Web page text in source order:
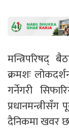
मन्त्रिपरिषद्
क्रमशः
गर्नेगरी
प्रधानमन्त्रीसँग
दैनिकमा खवर